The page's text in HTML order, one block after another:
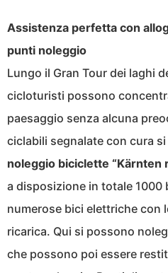
Assistenza perfetta con
punti noleggio
Lungo il Gran Tour dei laghi
cicloturisti possono
paesaggio senza alcuna
ciclabili segnalate con cura
noleggio biciclette “Kärnten
a disposizione in totale 1000
numerose bici elettriche con
ricarica. Qui si possono
che possono poi essere